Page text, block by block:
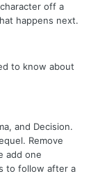
off a
happens next.
to know about
and Decision.
Remove
add one
to follow after a